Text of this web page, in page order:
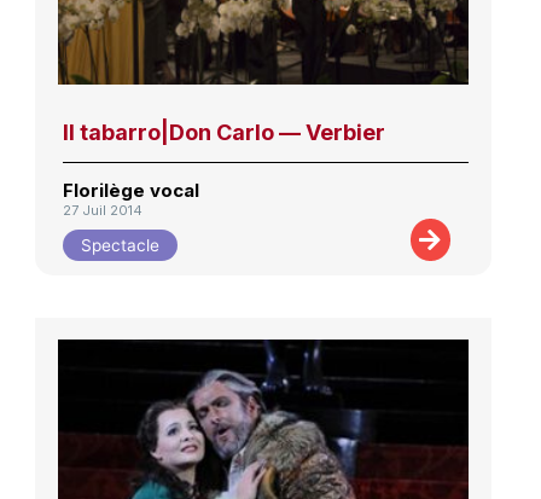
Il tabarro|Don Carlo — Verbier
Florilège vocal
27 Juil 2014
Spectacle